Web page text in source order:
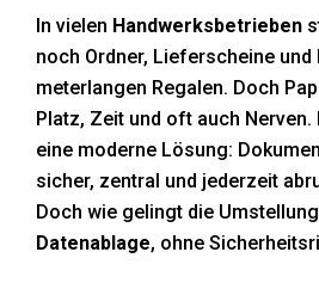
Partner
Vorteile
Handwerker-News
In vielen Handwerksbetrieben
noch Ordner, Lieferscheine und
meterlangen Regalen. Doch
Platz, Zeit und oft auch Nerven.
eine moderne Lösung:
sicher, zentral und jederzeit
Doch wie gelingt die
Datenablage, ohne